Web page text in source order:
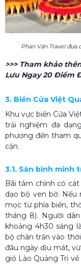
Phan Văn Travel
>>> Tham khảo
Lưu Ngay 20 Điểm
3. Biển Cửa Việt
Khu vực biển Cửa
trải nghiệm đa
phương đến tham
cận.
3.1. Săn bình minh
Bãi tắm chính có
dạo bộ ven bờ.
mọc từ phía biển,
tháng 8). Người
khoảng 4h30 sáng
bộ chân trần vào
đầu ngày dịu mát,
gió Lào Quảng Trị về